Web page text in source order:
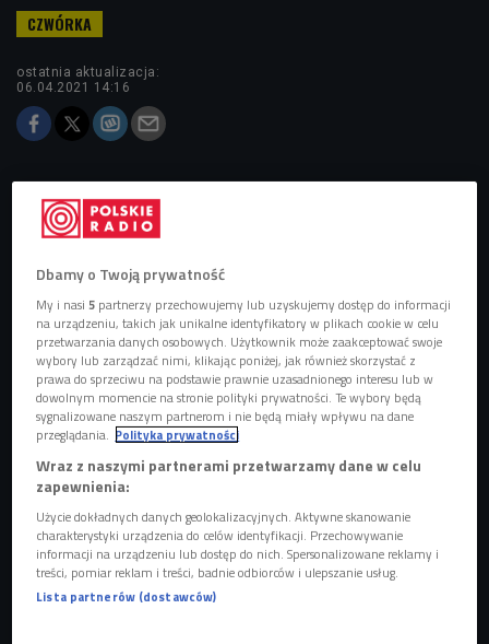
ostatnia aktualizacja:
06.04.2021 14:16
Obserwuj nas na
Google News
Michałem Aniołem i Sem0rem.
OIO Foto: Łukasz Zabłocki/Revolume/mat. prasowe
Dbamy o Twoją prywatność
My i nasi5 partnerzy przechowujemy lub uzyskujemy dostęp do informacji
na urządzeniu, takich jak unikalne identyfikatory w plikach cookie w celu
przetwarzania danych osobowych. Użytkownik może zaakceptować swoje
wybory lub zarządzać nimi, klikając poniżej, jak również skorzystać z
prawa do sprzeciwu na podstawie prawnie uzasadnionego interesu lub w
dowolnym momencie na stronie polityki prywatności. Te wybory będą
sygnalizowane naszym partnerom i nie będą miały wpływu na dane
przeglądania. Polityka prywatności
Wraz z naszymi partnerami przetwarzamy dane w celu
zapewnienia:
Użycie dokładnych danych geolokalizacyjnych. Aktywne skanowanie
charakterystyki urządzenia do celów identyfikacji. Przechowywanie
informacji na urządzeniu lub dostęp do nich. Spersonalizowane reklamy i
treści, pomiar reklam i treści, badnie odbiorców i ulepszanie usług.
Lista partnerów (dostawców)